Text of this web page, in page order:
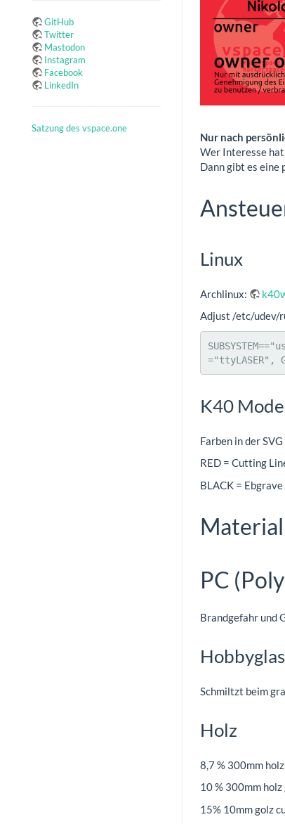
GitHub
Twitter
Mastodon
Instagram
Facebook
LinkedIn
Satzung des vspace.one
Nur nach
Wer Interesse
Dann gibt es eine
Linux
Archlinux:
Adjust /etc/udev/
="ttyLASER",
K40
Farben in der SVG
RED = Cutting
BLACK = Ebgrave
PC
Brandgefahr und
Schmiltzt beim
Holz
8,7 % 300mm
10 % 300mm
15% 10mm golz